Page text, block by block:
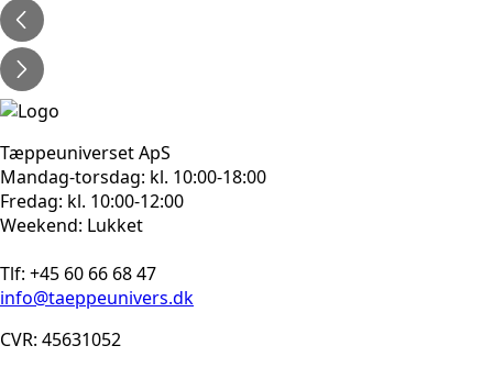
Tæppeuniverset ApS
Mandag-torsdag: kl. 10:00-18:00
Fredag: kl. 10:00-12:00
Weekend: Lukket
Tlf: +45 60 66 68 47
info@taeppeunivers.dk
CVR: 45631052